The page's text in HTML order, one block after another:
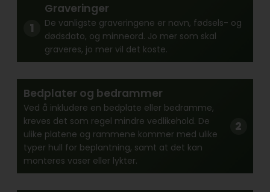
Graveringer
De vanligste graveringene er navn, fødsels- og
dødsdato, og minneord. Jo mer som skal
graveres, jo mer vil det koste.
Bedplater og bedrammer
Ved å inkludere en bedplate eller bedramme,
kreves det som regel mindre vedlikehold. De
ulike platene og rammene kommer med ulike
typer hull for beplantning, samt at det kan
monteres vaser eller lykter.